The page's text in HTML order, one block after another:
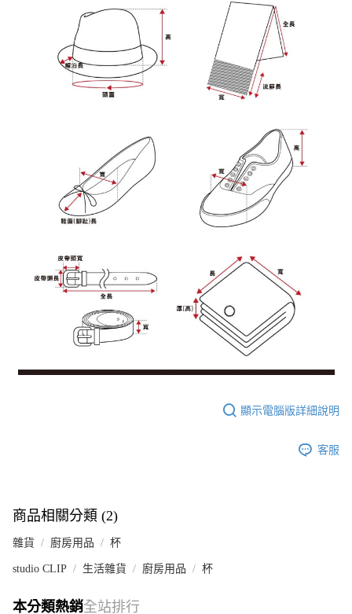
顯示電腦版詳細說明
客服
商品相關分類 (2)
雜貨 廚房用品 杯
studio CLIP 生活雜貨 廚房用品 杯
本分類熱銷全站排行